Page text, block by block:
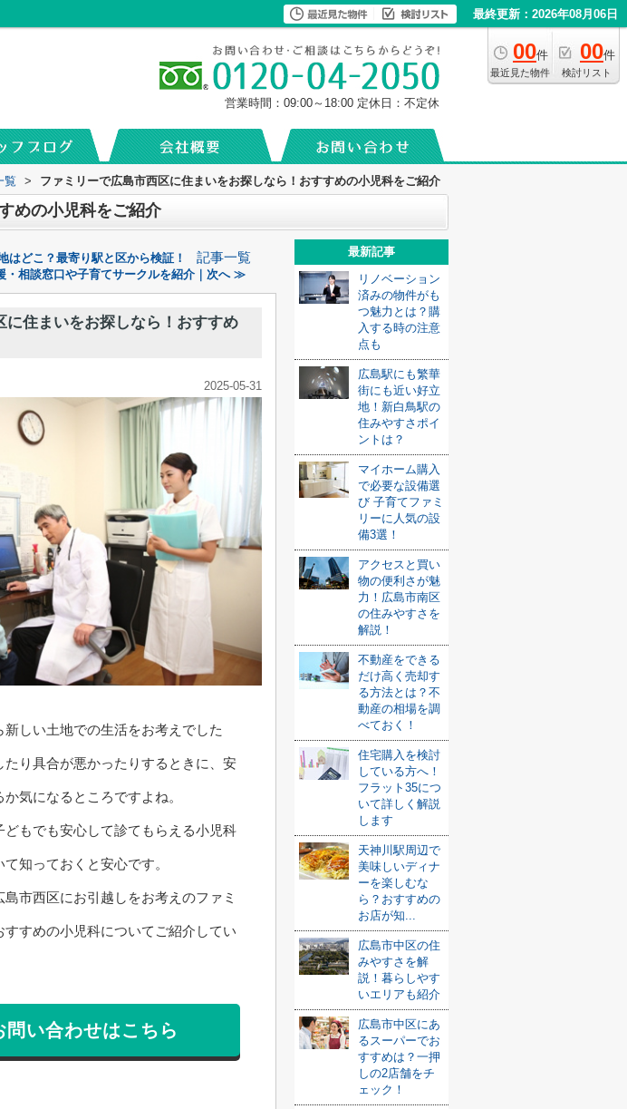
最終更新：2026年08月06日
00件
最近見た物件
00件
検討リスト
営業時間：09:00～18:00 定休日：不定休
覧 > ファミリーで広島市西区に住まいをお探しなら！おすすめの小児科をご紹介
めの小児科をご紹介
どこ？最寄り駅と区から検証！ 記事一覧
・相談窓口や子育てサークルを紹介｜次へ ≫
に住まいをお探しなら！おすすめ
2025-05-31
しい土地での生活をお考えでした
り具合が悪かったりするときに、安
気になるところですよね。
もでも安心して診てもらえる小児科
知っておくと安心です。
市西区にお引越しをお考えのファミ
すすめの小児科についてご紹介してい
問い合わせはこちら
最新記事
リノベーション
済みの物件がも
つ魅力とは？購
入する時の注意
点も
広島駅にも繁華
街にも近い好立
地！新白鳥駅の
住みやすさポイ
ントは？
マイホーム購入
で必要な設備選
び 子育てファミ
リーに人気の設
備3選！
アクセスと買い
物の便利さが魅
力！広島市南区
の住みやすさを
解説！
不動産をできる
だけ高く売却す
る方法とは？不
動産の相場を調
べておく！
住宅購入を検討
している方へ！
フラット35につ
いて詳しく解説
します
天神川駅周辺で
美味しいディナ
ーを楽しむな
ら？おすすめの
お店が知...
広島市中区の住
みやすさを解
説！暮らしやす
いエリアも紹介
広島市中区にあ
るスーパーでお
すすめは？一押
しの2店舗をチ
ェック！